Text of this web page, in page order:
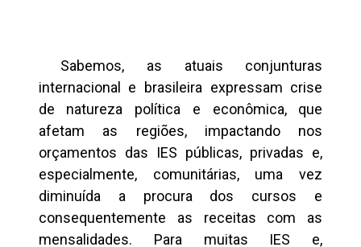
Sabemos, as atuais conjunturas
internacional e brasileira expressam crise
de natureza política e econômica, que
afetam as regiões, impactando nos
orçamentos das IES públicas, privadas e,
especialmente, comunitárias, uma vez
diminuída a procura dos cursos e
consequentemente as receitas com as
mensalidades. Para muitas IES e,